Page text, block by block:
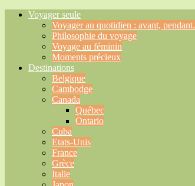
Voyager seule
Voyager au quotidien : avant, pendant.
Philosophie du voyage
Voyage au féminin
Moments précieux
Destinations
Belgique
Cambodge
Canada
Québec
Ontario
Cuba
Etats-Unis
France
Grèce
Italie